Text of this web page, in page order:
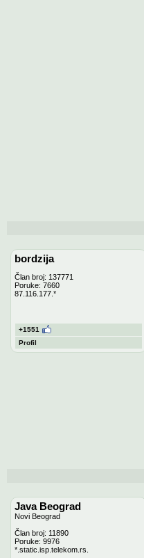
bordzija
Član broj: 137771
Poruke: 7660
87.116.177.*
+1551
Profil
Java Beograd
Novi Beograd
Član broj: 11890
Poruke: 9976
*.static.isp.telekom.rs.